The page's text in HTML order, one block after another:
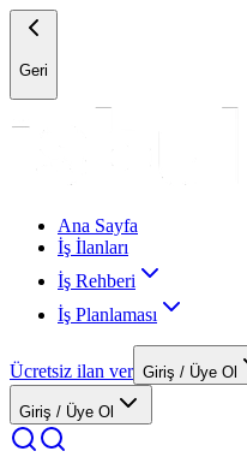
Geri
Ana Sayfa
İş İlanları
İş Rehberi
İş Planlaması
Ücretsiz ilan ver Giriş / Üye Ol
Giriş / Üye Ol